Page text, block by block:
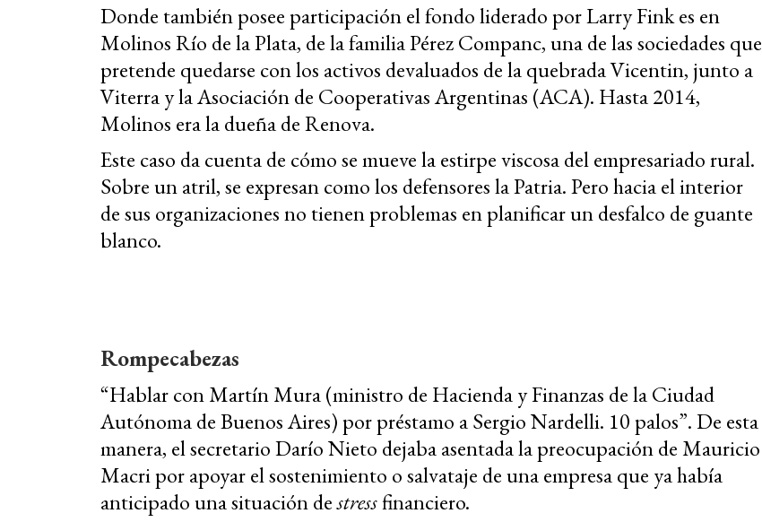
Donde también posee participación el fondo liderado por Larry Fink es en
Molinos Río de la Plata, de la familia Pérez Companc, una de las sociedades que
pretende quedarse con los activos devaluados de la quebrada Vicentin, junto a
Viterra y la Asociación de Cooperativas Argentinas (ACA). Hasta 2014,
Molinos era la dueña de Renova.
Este caso da cuenta de cómo se mueve la estirpe viscosa del empresariado rural.
Sobre un atril, se expresan como los defensores la Patria. Pero hacia el interior
de sus organizaciones no tienen problemas en planificar un desfalco de guante
blanco.
Rompecabezas
“Hablar con Martín Mura (ministro de Hacienda y Finanzas de la Ciudad
Autónoma de Buenos Aires) por préstamo a Sergio Nardelli. 10 palos”. De esta
manera, el secretario Darío Nieto dejaba asentada la preocupación de Mauricio
Macri por apoyar el sostenimiento o salvataje de una empresa que ya había
anticipado una situación destressfinanciero.